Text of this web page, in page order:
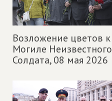
Возложение цветов к
Могиле Неизвестного
Солдата,08 мая 2026